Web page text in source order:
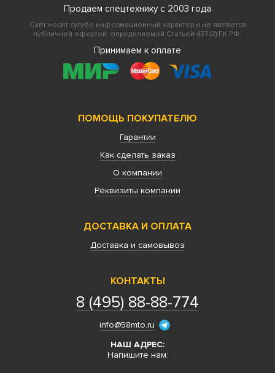
Продаем спецтехнику с 2003 года
Сайт носит сугубо информационный характер и не является
публичной офертой, определяемой Статьей 437 (2) ГК РФ.
Принимаем к оплате
ПОМОЩЬ ПОКУПАТЕЛЮ
Гарантии
Как сделать заказ
О компании
Реквизиты компании
ДОСТАВКА И ОПЛАТА
Доставка и самовывоз
КОНТАКТЫ
8 (495) 88-88-774
info@58mto.ru
НАШ АДРЕС:
Напишите нам: